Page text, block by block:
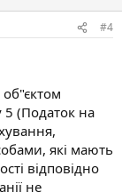
#4
5 (Податок на
які мають
відповідно
не